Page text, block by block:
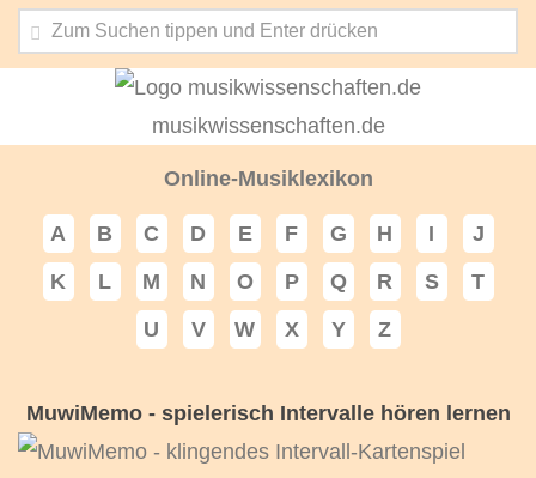
musikwissenschaften.de
Online-Musiklexikon
A B C D E F G H I
J
K
L M N O P Q R S
T
U
V W X Y Z
MuwiMemo - spielerisch Intervalle hören lernen